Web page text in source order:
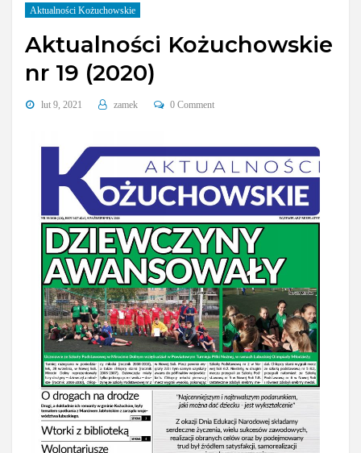
Aktualności Kożuchowskie
Aktualności Kożuchowskie
nr 19 (2020)
lut 9, 2021 zamek 0 Comment